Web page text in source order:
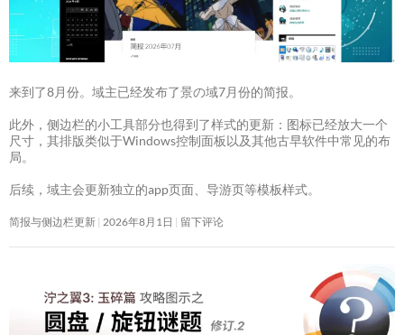
来到了8月份。域主已经发布了景の域7月份的简报。
此外，侧边栏的小工具部分也得到了样式的更新：图标已经放大一个
尺寸，其排版类似于Windows控制面板以及其他古早软件中常见的布
局。
后续，域主会更新独立的app页面、导游页等模板样式。
简报与侧边栏更新 2026年8月1日 留下评论